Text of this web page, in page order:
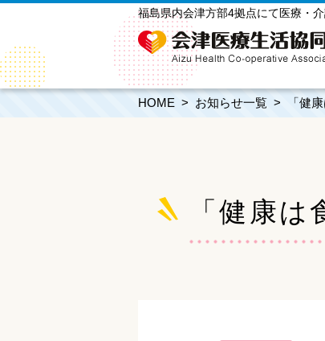
福島県内会津方部4拠点にて医療・
HOME お知らせ一覧 「健
「健康